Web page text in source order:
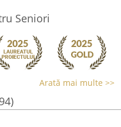
Seniori
Arată mai multe >>